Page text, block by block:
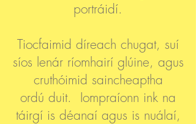
portráidí.
Tiocfaimid díreach chugat, suí
síos lenár ríomhairí glúine, agus
cruthóimid saincheaptha
ordú duit. Iompraíonn ink na
táirgí is déanaí agus is nuálaí,